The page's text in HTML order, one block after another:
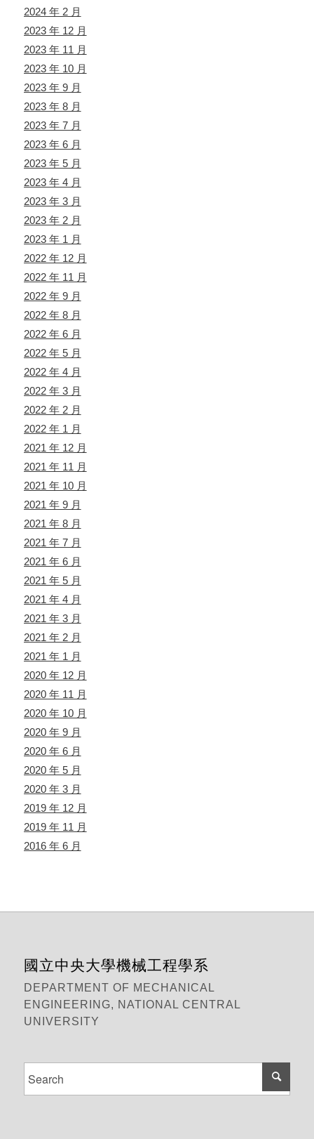
2024 年 2 月
2023 年 12 月
2023 年 11 月
2023 年 10 月
2023 年 9 月
2023 年 8 月
2023 年 7 月
2023 年 6 月
2023 年 5 月
2023 年 4 月
2023 年 3 月
2023 年 2 月
2023 年 1 月
2022 年 12 月
2022 年 11 月
2022 年 9 月
2022 年 8 月
2022 年 6 月
2022 年 5 月
2022 年 4 月
2022 年 3 月
2022 年 2 月
2022 年 1 月
2021 年 12 月
2021 年 11 月
2021 年 10 月
2021 年 9 月
2021 年 8 月
2021 年 7 月
2021 年 6 月
2021 年 5 月
2021 年 4 月
2021 年 3 月
2021 年 2 月
2021 年 1 月
2020 年 12 月
2020 年 11 月
2020 年 10 月
2020 年 9 月
2020 年 6 月
2020 年 5 月
2020 年 3 月
2019 年 12 月
2019 年 11 月
2016 年 6 月
國立中央大學機械工程學系
DEPARTMENT OF MECHANICAL
ENGINEERING, NATIONAL CENTRAL
UNIVERSITY